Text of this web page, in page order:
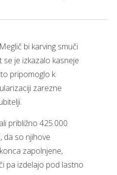
bi karving smuči
je izkazalo kasneje
pripomoglo k
zarezne
približno 425.000
da so njihove
zapolnjene,
pa izdelajo pod lastno